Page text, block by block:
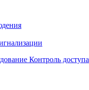
Контроль доступа